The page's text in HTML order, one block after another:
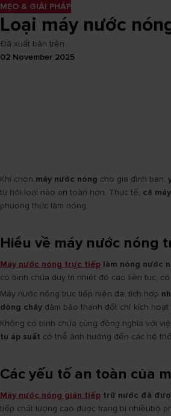
MẸO & GIẢI PHÁP
Loại máy nước
Đã xuất bản trên
02 November 2025
Khi chọn máy nước nóng cho gia đình bạn,
tự hỏi loại nào an toàn hơn. Thực tế, cả
phương thức làm nóng.
Hiểu về máy nước nóng
Máy nước nóng trực tiếp làm nóng nước
có bình chứa duy trì nhiệt độ cao liên tục,
Máy nước nóng trực tiếp hiện đại tích hợp
dòng chảy đảm bảo thanh đốt chỉ kích
Không có bình chứa cũng đồng nghĩa với
tụ áp suất có thể ảnh hưởng đến các hệ
Các yếu tố an toàn của
Máy nước nóng gián tiếp trữ nước đã
tiếp chất lượng cao được trang bị nhiềubộ